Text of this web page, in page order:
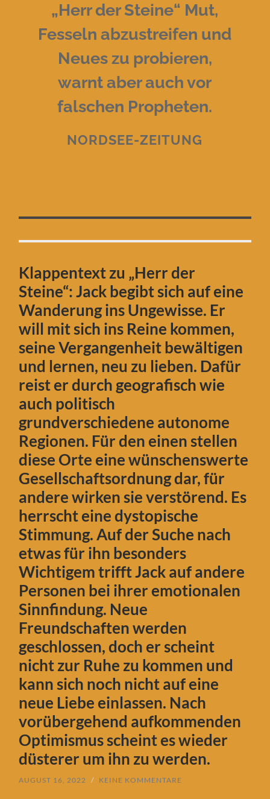
„Herr der Steine“ Mut,
Fesseln abzustreifen und
Neues zu probieren,
warnt aber auch vor
falschen Propheten.
NORDSEE-ZEITUNG
Klappentext zu „Herr der
Steine“: Jack begibt sich auf eine
Wanderung ins Ungewisse. Er
will mit sich ins Reine kommen,
seine Vergangenheit bewältigen
und lernen, neu zu lieben. Dafür
reist er durch geografisch wie
auch politisch
grundverschiedene autonome
Regionen. Für den einen stellen
diese Orte eine wünschenswerte
Gesellschaftsordnung dar, für
andere wirken sie verstörend. Es
herrscht eine dystopische
Stimmung. Auf der Suche nach
etwas für ihn besonders
Wichtigem trifft Jack auf andere
Personen bei ihrer emotionalen
Sinnfindung. Neue
Freundschaften werden
geschlossen, doch er scheint
nicht zur Ruhe zu kommen und
kann sich noch nicht auf eine
neue Liebe einlassen. Nach
vorübergehend aufkommenden
Optimismus scheint es wieder
düsterer um ihn zu werden.
AUGUST 16, 2022 / KEINE KOMMENTARE